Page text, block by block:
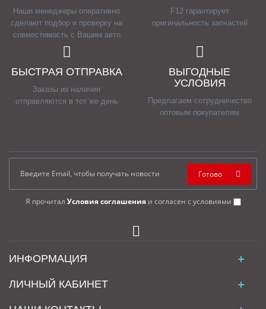
Наши менеджеры оперативно
сделают подбор и проверку на
совместимость с Вашим авто
F12 гарантирует
оригинальность запчастей
БЫСТРАЯ ОТПРАВКА
Заказы из наличия
отправляются в тот же день
ВЫГОДНЫЕ
УСЛОВИЯ
Предлагаем сотрудничество
оптовым покупателям
Я прочитал Условия соглашенияи согласен с условиями
Готово
ИНФОРМАЦИЯ
ЛИЧНЫЙ КАБИНЕТ